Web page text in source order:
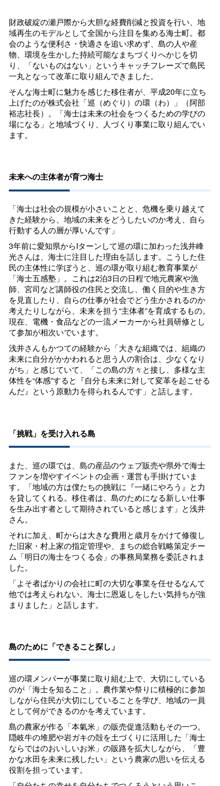
財政破綻の瀬戸際から大胆な経費削減と投資を行い、地
域再生のモデルとして全国から注目を集める海士町。都
会のような便利さ・快適さを追い求めず、島の人や産
物、環境を生かした持続可能なまちづくりへかじを切
り、「ないものはない」というキャッチフレーズで島民
一丸となって改革に取り組んできました。
そんな海士町に魅力を感じた移住者が、平成20年に立ち
上げたのが株式会社「巡（めぐり）の環（わ）」（阿部
裕志社長）。「海士は未来の社会をつくるための学びの
場になる」と地域づくり、人づくり事業に取り組んでい
ます。
未来への主体者が育つ海士
「海士は社会の規模が小さいことと、危機を乗り越えて
きた経験から、地域の未来をどうしたいのか考え、自ら
行動する人の層が厚いんです」
3年前に愛知県からIターンして巡の環に加わった浅井峰
光さんは、海士に注目した理由を話します。こうした住
民の主体性に学ぼうと、巡の環が取り組む教育事業が
「海士五感塾」。これは2泊3日の日程で地元農家や漁
師、宮司など講師役の住民と交流し、働く目的や生き方
を見直したり、自らの仕事が社会でどう生かされるのか
考えたりしながら、未来を担う“主体者”を育成するもの。
現在、電機・食品などの一流メーカーから社員研修とし
て参加が相次いでいます。
浅井さんもかつての経験から「大きな組織では、組織の
未来に自分がかかわれると思う人の割合は、少なくなり
がち」と感じていて、「この島の方々と接し、多様な主
体性を“体感”すると『自分も未来に対して変革を起こせる
んだ』という原動力を得られるんです」と話します。
「挑戦」を受け入れる島
また、巡の環では、島の産品のウェブ販売や県外で海士
ファンを増やすイベントの企画・運営も手掛けていま
す。「地域の方は僕たちの挑戦に『一緒にやろう』と力
を貸してくれる。移住者は、島のためになる新しい仕事
を生み出す者として期待されていると感じます」と浅井
さん。
それに加え、町からは大きな費用と歳月をかけて修復し
た旧家・村上家の指定管理や、まちの総合戦略策定チー
ム「明日の海士をつくる会」の事務局業務を委託されま
した。
「よそ者ばかりの会社に町の大切な事業を任せるなんて
他では考えられない。海士に恩返しをしたい気持ちが強
まりました」と話します。
島のために「できること探し」
巡の環メンバーが事業に取り組む上で、大切にしている
のが「海士を知ること」。農作業や祭りに積極的に参加
しながら住民が大切にしていることを学び、地域の一員
として何ができるのかを考えています。
島の農家が作る「本氣米」の販売促進活動もその一つ。
隠岐牛の堆肥や岩ガキの殻を土づくりに活用した「海士
ならではのおいしいお米」の販路を拡大しながら、「豊
かな水田を未来に残したい」という農家の思いを伝える
役割を担っています。